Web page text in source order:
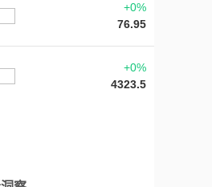
+0%
76.95
+0%
4323.5